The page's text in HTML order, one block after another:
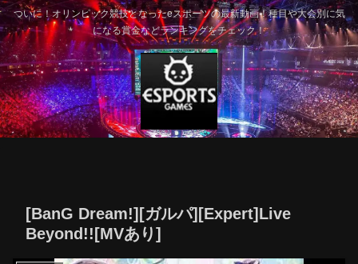
ついに！オリンピック競技となったeスポーツの最新動画！種目や大会別に気
になる賞金などランキングをチェック！
[BanG Dream!][ガルパ][Expert]Live
Beyond!![MVあり]